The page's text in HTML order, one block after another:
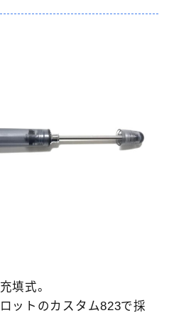
填式。
ットのカスタム823で採